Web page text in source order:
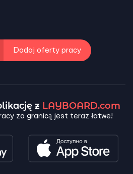
Dodaj oferty pracy
z LAYBOARD.com
za granicą jest teraz łatwe!